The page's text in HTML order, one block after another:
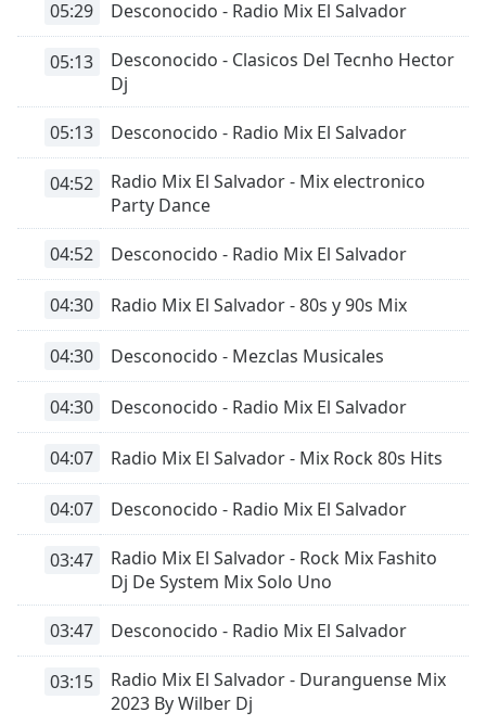
05:29 Desconocido - Radio Mix El Salvador
05:13
Desconocido - Clasicos Del Tecnho Hector
Dj
05:13 Desconocido - Radio Mix El Salvador
04:52
Radio Mix El Salvador - Mix electronico
Party Dance
04:52 Desconocido - Radio Mix El Salvador
04:30 Radio Mix El Salvador - 80s y 90s Mix
04:30 Desconocido - Mezclas Musicales
04:30 Desconocido - Radio Mix El Salvador
04:07 Radio Mix El Salvador - Mix Rock 80s Hits
04:07 Desconocido - Radio Mix El Salvador
03:47
Radio Mix El Salvador - Rock Mix Fashito
Dj De System Mix Solo Uno
03:47 Desconocido - Radio Mix El Salvador
03:15
Radio Mix El Salvador - Duranguense Mix
2023 By Wilber Dj